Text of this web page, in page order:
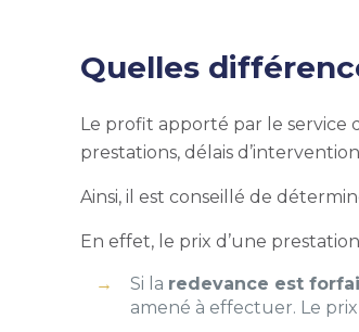
Quelles
Le profit apporté par le service
prestations, délais
Ainsi, il est conseillé de
En effet, le prix d’une
Si la redevance est
amené à effectuer. Le